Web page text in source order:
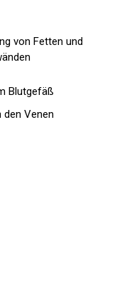
von Fetten und
Blutgefäß
den Venen